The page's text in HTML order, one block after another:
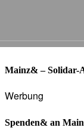
Mainz& – Solidar-
Werbung
Spenden& an